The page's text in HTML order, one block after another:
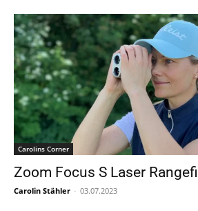
Carolins Corner
Zoom Focus S Laser
Carolin Stähler - 03.07.2023